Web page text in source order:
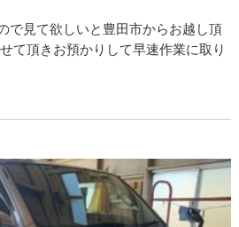
で見て欲しいと豊田市からお越し頂
て頂きお預かりして早速作業に取り